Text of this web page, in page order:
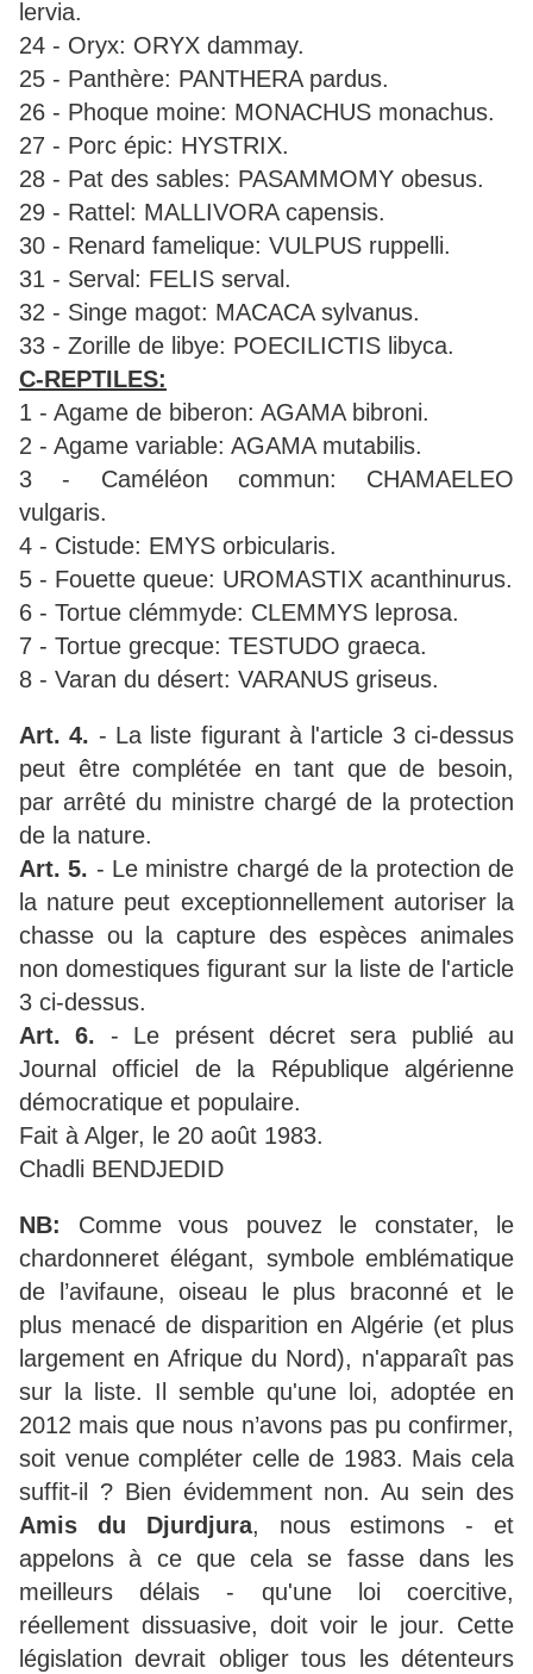
lervia.
24 - Oryx: ORYX dammay.
25 - Panthère: PANTHERA pardus.
26 - Phoque moine: MONACHUS monachus.
27 - Porc épic: HYSTRIX.
28 - Pat des sables: PASAMMOMY obesus.
29 - Rattel: MALLIVORA capensis.
30 - Renard famelique: VULPUS ruppelli.
31 - Serval: FELIS serval.
32 - Singe magot: MACACA sylvanus.
33 - Zorille de libye: POECILICTIS libyca.
C-REPTILES:
1 - Agame de biberon: AGAMA bibroni.
2 - Agame variable: AGAMA mutabilis.
3 - Caméléon commun: CHAMAELEO
vulgaris.
4 - Cistude: EMYS orbicularis.
5 - Fouette queue: UROMASTIX acanthinurus.
6 - Tortue clémmyde: CLEMMYS leprosa.
7 - Tortue grecque: TESTUDO graeca.
8 - Varan du désert: VARANUS griseus.
Art. 4. - La liste figurant à l'article 3 ci-dessus
peut être complétée en tant que de besoin,
par arrêté du ministre chargé de la protection
de la nature.
Art. 5. - Le ministre chargé de la protection de
la nature peut exceptionnellement autoriser la
chasse ou la capture des espèces animales
non domestiques figurant sur la liste de l'article
3 ci-dessus.
Art. 6. - Le présent décret sera publié au
Journal officiel de la République algérienne
démocratique et populaire.
Fait à Alger, le 20 août 1983.
Chadli BENDJEDID
NB: Comme vous pouvez le constater, le
chardonneret élégant, symbole emblématique
de l’avifaune, oiseau le plus braconné et le
plus menacé de disparition en Algérie (et plus
largement en Afrique du Nord), n'apparaît pas
sur la liste. Il semble qu'une loi, adoptée en
2012 mais que nous n’avons pas pu confirmer,
soit venue compléter celle de 1983. Mais cela
suffit-il ? Bien évidemment non. Au sein des
Amis du Djurdjura, nous estimons - et
appelons à ce que cela se fasse dans les
meilleurs délais - qu'une loi coercitive,
réellement dissuasive, doit voir le jour. Cette
législation devrait obliger tous les détenteurs